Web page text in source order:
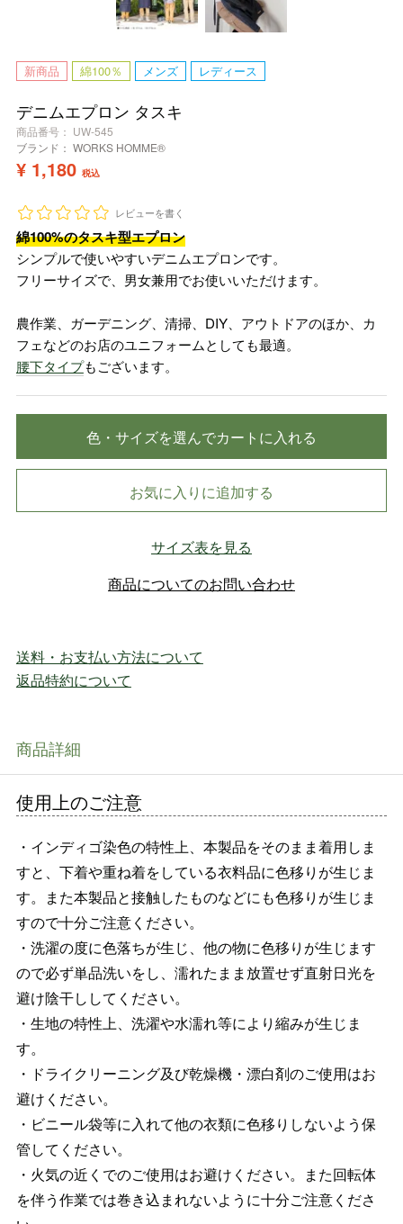
新商品 綿100％ メンズ レディース
デニムエプロン タスキ
商品番号
UW-545
ブランド： WORKS HOMME®
¥ 1,180 税込
レビューを書く
綿100%のタスキ型エプロン
シンプルで使いやすいデニムエプロンです。
フリーサイズで、男女兼用でお使いいただけます。
農作業、ガーデニング、清掃、DIY、アウトドアのほか、カ
フェなどのお店のユニフォームとしても最適。
腰下タイプもございます。
色・サイズを選んでカートに入れる
お気に入りに追加する
サイズ表を見る
商品についてのお問い合わせ
送料・お支払い方法について
返品特約について
商品詳細
使用上のご注意
・インディゴ染色の特性上、本製品をそのまま着用しま
すと、下着や重ね着をしている衣料品に色移りが生じま
す。また本製品と接触したものなどにも色移りが生じま
すので十分ご注意ください。
・洗濯の度に色落ちが生じ、他の物に色移りが生じます
ので必ず単品洗いをし、濡れたまま放置せず直射日光を
避け陰干ししてください。
・生地の特性上、洗濯や水濡れ等により縮みが生じま
す。
・ドライクリーニング及び乾燥機・漂白剤のご使用はお
避けください。
・ビニール袋等に入れて他の衣類に色移りしないよう保
管してください。
・火気の近くでのご使用はお避けください。また回転体
を伴う作業では巻き込まれないように十分ご注意くださ